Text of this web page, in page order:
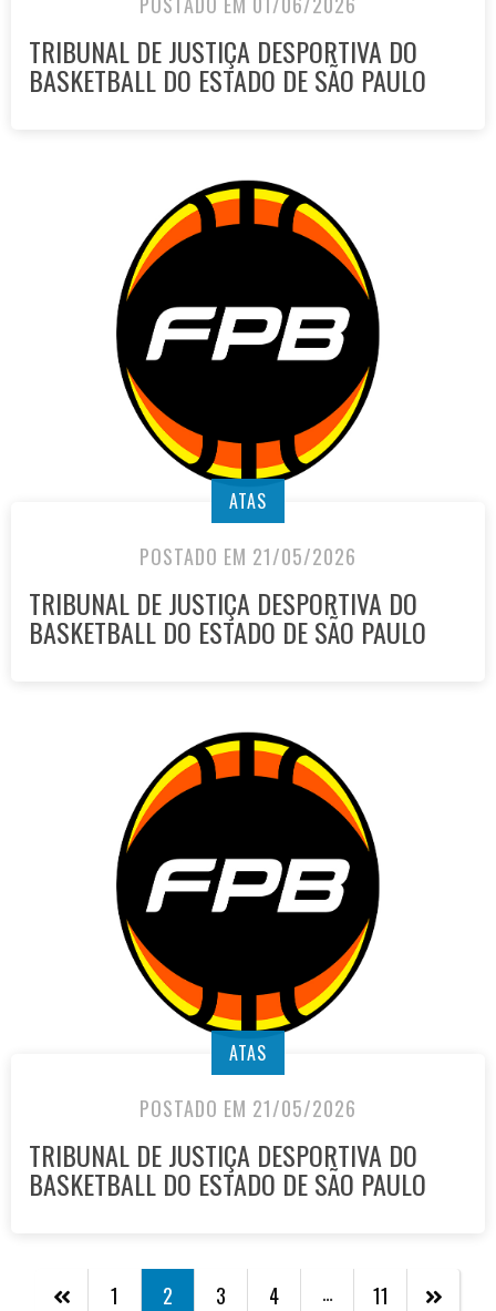
TRIBUNAL DE JUSTIÇA DESPORTIVA DO
BASKETBALL DO ESTADO DE SÃO PAULO
ATAS
POSTADO EM 21/05/2026
TRIBUNAL DE JUSTIÇA DESPORTIVA DO
BASKETBALL DO ESTADO DE SÃO PAULO
ATAS
POSTADO EM 21/05/2026
TRIBUNAL DE JUSTIÇA DESPORTIVA DO
BASKETBALL DO ESTADO DE SÃO PAULO
1 2 3 4 … 11